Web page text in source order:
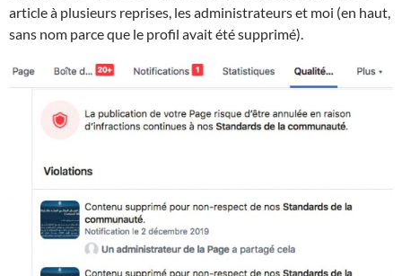
article à plusieurs reprises, les administrateurs et moi (en haut,
sans nom parce que le profil avait été supprimé).